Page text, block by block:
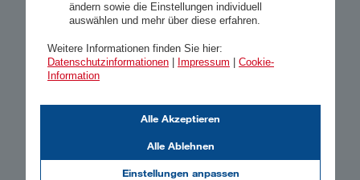
ändern sowie die Einstellungen individuell
auswählen und mehr über diese erfahren.
Weitere Informationen finden Sie hier:
Datenschutzinformationen| Impressum
Cookie-
Information
Einstellungen anpassen
Alle Ablehnen
Alle Akzeptieren
4,73
Gesamtzufriedenheit
16.234 Kundenbewertungen1